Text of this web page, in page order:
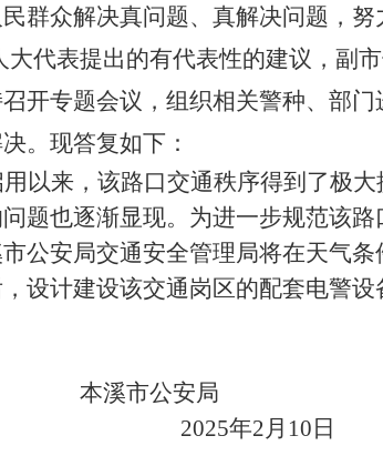
群众解决真问题、真解决问题，努
大代表提出的有代表性的建议，副
开专题会议，组织相关警种、部门
。现答复如下：
以来，该路口交通秩序得到了极大
题也逐渐显现。为进一步规范该路
公安局交通安全管理局将在天气
设计建设该交通岗区的配套电警设
本溪市公安局
2025年2月10日